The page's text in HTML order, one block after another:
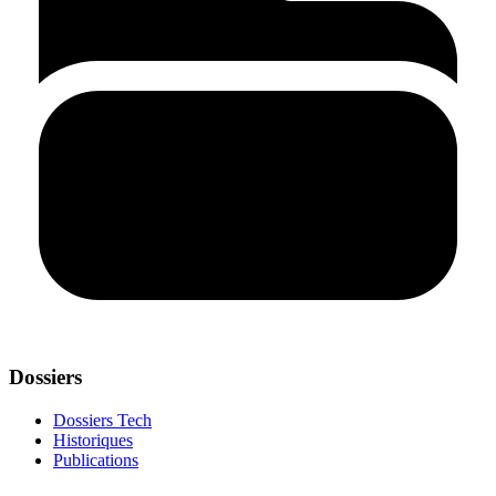
Dossiers
Dossiers Tech
Historiques
Publications